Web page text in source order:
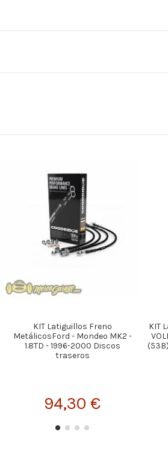
KIT Latiguillos Freno
MetálicosFord - Mondeo MK2 -
1.8TD - 1996-2000 Discos
traseros
94,30 €
KIT